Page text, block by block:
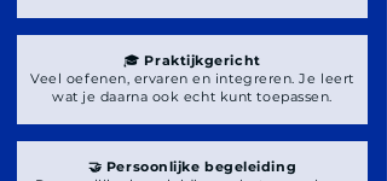
🎓 Praktijkgericht
​Veel oefenen, ervaren en integreren. Je leert
wat je daarna ook echt kunt toepassen.
🤝 Persoonlijke begeleiding